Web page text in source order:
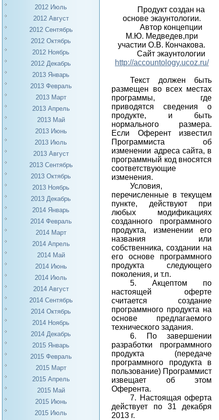
2012 Июль
2012 Август
2012 Сентябрь
2012 Октябрь
2012 Ноябрь
2012 Декабрь
2013 Январь
2013 Февраль
2013 Март
2013 Апрель
2013 Май
2013 Июнь
2013 Июль
2013 Август
2013 Сентябрь
2013 Октябрь
2013 Ноябрь
2013 Декабрь
2014 Январь
2014 Февраль
2014 Март
2014 Апрель
2014 Май
2014 Июнь
2014 Июль
2014 Август
2014 Сентябрь
2014 Октябрь
2014 Ноябрь
2014 Декабрь
2015 Январь
2015 Февраль
2015 Март
2015 Апрель
2015 Май
2015 Июнь
2015 Июль
Продукт создан на
основе экаунтологии.
Автор концепции
М.Ю. Медведев,при
участии О.В. Кончакова.
Сайт экаунтологии
http://accountology.ucoz.ru/
Текст должен быть
размещен во всех местах
программы, где
приводятся сведения о
продукте, и быть
нормального размера.
Если Оферент известил
Программиста об
изменении адреса сайта, в
программный код вносятся
соответствующие
изменения.
Условия,
перечисленные в текущем
пункте, действуют при
любых модификациях
созданного программного
продукта, изменении его
названия или
собственника, создании на
его основе программного
продукта следующего
поколения, и т.п.
5. Акцептом по
настоящей оферте
считается создание
программного продукта на
основе предлагаемого
технического задания.
6. По завершении
разработки программного
продукта (передаче
программного продукта в
пользование) Программист
извещает об этом
Оферента.
7. Настоящая оферта
действует по 31 декабря
2013 г.